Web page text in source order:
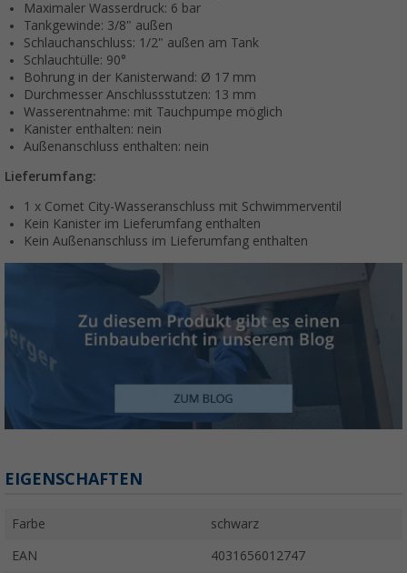
Maximaler Wasserdruck: 6 bar
Tankgewinde: 3/8" außen
Schlauchanschluss: 1/2" außen am Tank
Schlauchtülle: 90°
Bohrung in der Kanisterwand: Ø 17 mm
Durchmesser Anschlussstutzen: 13 mm
Wasserentnahme: mit Tauchpumpe möglich
Kanister enthalten: nein
Außenanschluss enthalten: nein
Lieferumfang:
1 x Comet City-Wasseranschluss mit Schwimmerventil
Kein Kanister im Lieferumfang enthalten
Kein Außenanschluss im Lieferumfang enthalten
EIGENSCHAFTEN
Farbe schwarz
EAN 4031656012747